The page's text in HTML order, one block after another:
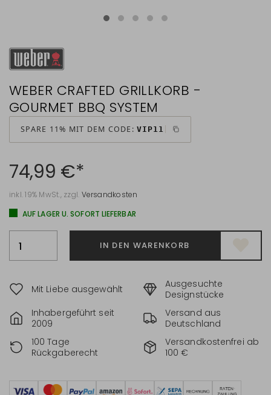
WEBER CRAFTED GRILLKORB -
GOURMET BBQ SYSTEM
SPARE 11% MIT DEM CODE: VIP11
74,99 €*
inkl. 19% MwSt., zzgl. Versandkosten
AUF LAGER U. SOFORT LIEFERBAR
IN DEN WARENKORB
Mit Liebe ausgewählt
Ausgesuchte
Designstücke
Inhabergeführt seit
2009
Versand aus
Deutschland
100 Tage
Rückgaberecht
Versandkostenfrei ab
100 €